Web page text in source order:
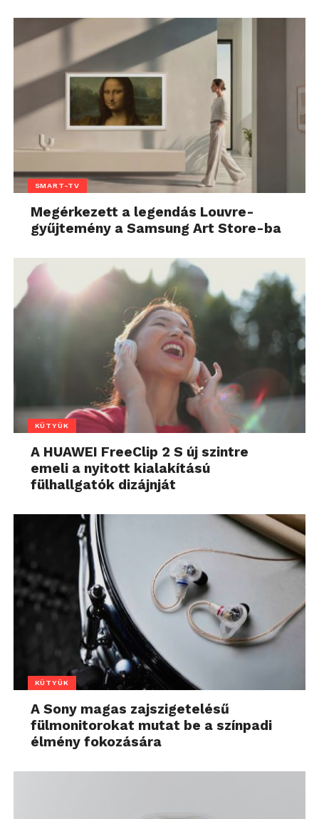
SMART-TV
Megérkezett a legendás Louvre-
gyűjtemény a Samsung Art Store-ba
KÜTYÜK
A HUAWEI FreeClip 2 S új szintre
emeli a nyitott kialakítású
fülhallgatók dizájnját
KÜTYÜK
A Sony magas zajszigetelésű
fülmonitorokat mutat be a színpadi
élmény fokozására